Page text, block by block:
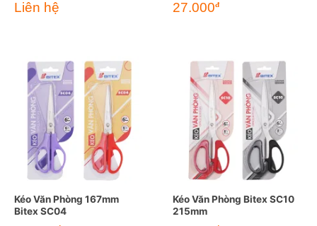
Liên hệ 27.000đ
Kéo Văn Phòng 167mm
Bitex SC04
Kéo Văn Phòng Bitex SC10
215mm